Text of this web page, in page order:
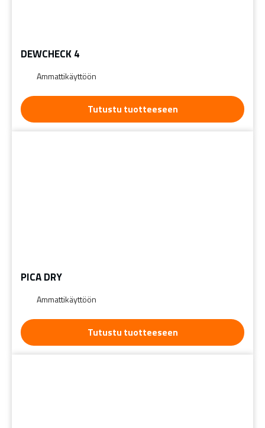
DEWCHECK 4
Ammattikäyttöön
Tutustu tuotteeseen
PICA DRY
Ammattikäyttöön
Tutustu tuotteeseen